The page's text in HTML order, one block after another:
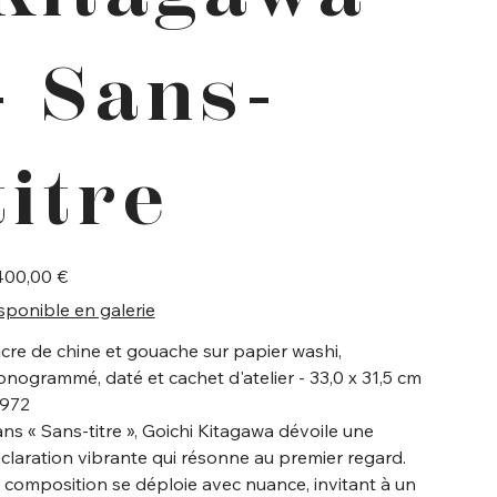
Sans-
€
en galerie
de chine et gouache sur papier washi,
daté et cachet d'atelier - 33,0 x 31,5 cm
« Sans-titre », Goichi Kitagawa dévoile une
vibrante qui résonne au premier regard.
composition se déploie avec nuance, invitant à un